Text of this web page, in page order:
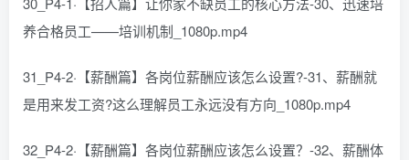
养合格员工——培训机制_1080p.mp4
31_P4-2·【薪酬篇】各岗位薪酬应该怎么设置?-31、薪酬就
是用来发工资?这么理解员工永远没有方向_1080p.mp4
32_P4-2·【薪酬篇】各岗位薪酬应该怎么设置？-32、薪酬体